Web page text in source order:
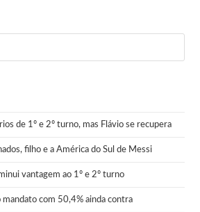
de 1º e 2º turno, mas Flávio se recupera
filho e a América do Sul de Messi
vantagem ao 1º e 2º turno
mandato com 50,4% ainda contra